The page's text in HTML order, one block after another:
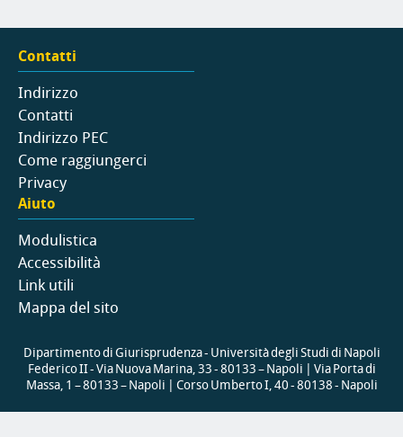
Contatti
Indirizzo
Contatti
Indirizzo PEC
Come raggiungerci
Privacy
Aiuto
Modulistica
Accessibilità
Link utili
Mappa del sito
Dipartimento di Giurisprudenza - Università degli Studi di Napoli
Federico II - Via Nuova Marina, 33 - 80133 – Napoli | Via Porta di
Massa, 1 – 80133 – Napoli | Corso Umberto I, 40 - 80138 - Napoli